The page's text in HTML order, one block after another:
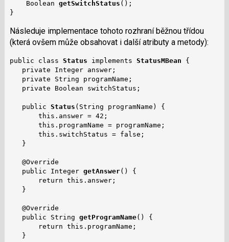
    Boolean
getSwitchStatus ();
}
Následuje implementace tohoto rozhraní běžnou třídou
(která ovšem může obsahovat i další atributy a metody):
public class Status implements StatusMBean {
   private Integer answer;
   private String programName;
   private Boolean switchStatus;
   public
Status (String programName) {
       this.answer = 42;
       this.programName = programName;
       this.switchStatus = false;
   }
   @Override
   public Integer
getAnswer() {
       return this.answer;
   }
   @Override
   public String
getProgramName() {
       return this.programName;
   }